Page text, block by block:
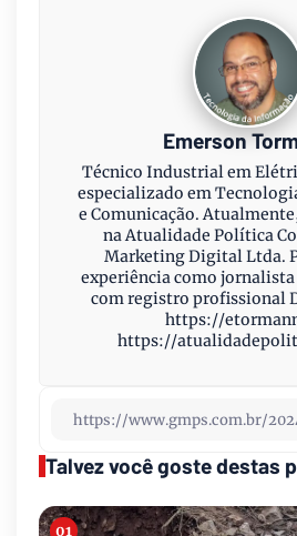
Emerson
Técnico Industrial em
especializado em
e Comunicação.
na Atualidade Política
Marketing Digital Ltda.
experiência como
com registro profissional
https://
https://
Talvez você goste destas